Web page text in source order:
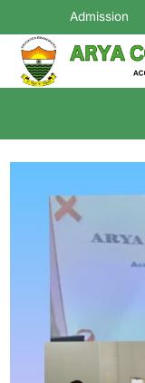
Admission